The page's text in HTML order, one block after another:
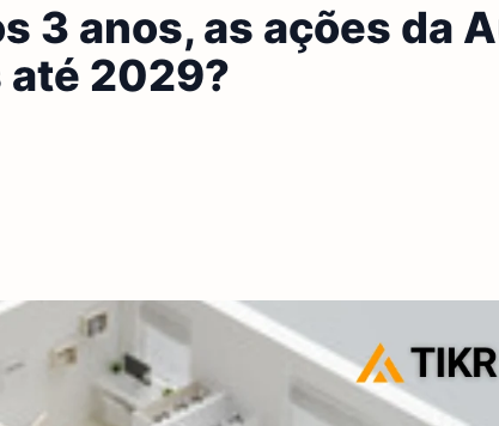
3 anos, as ações da
2029?